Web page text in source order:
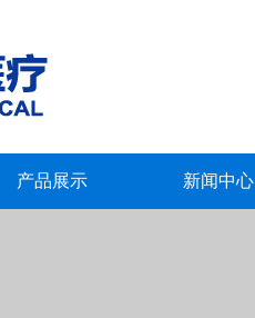
产品展示 新闻中心